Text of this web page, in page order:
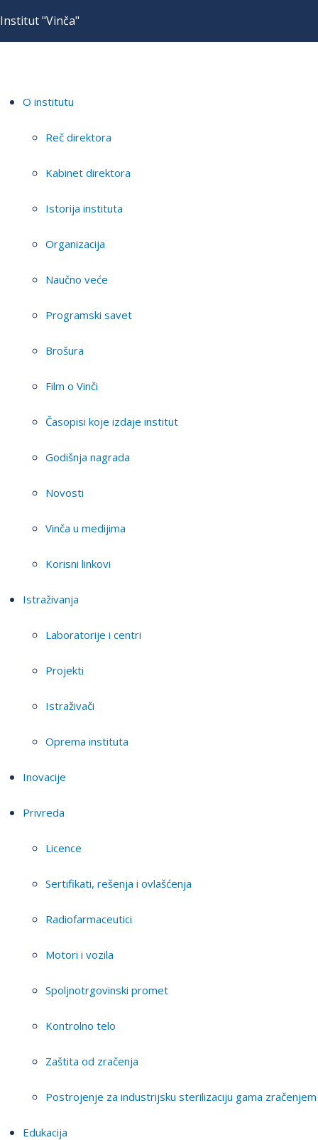
Institut "Vinča"
O institutu
Reč direktora
Kabinet direktora
Istorija instituta
Organizacija
Naučno veće
Programski savet
Brošura
Film o Vinči
Časopisi koje izdaje institut
Godišnja nagrada
Novosti
Vinča u medijima
Korisni linkovi
Istraživanja
Laboratorije i centri
Projekti
Istraživači
Oprema instituta
Inovacije
Privreda
Licence
Sertifikati, rešenja i ovlašćenja
Radiofarmaceutici
Motori i vozila
Spoljnotrgovinski promet
Kontrolno telo
Zaštita od zračenja
Postrojenje za industrijsku sterilizaciju gama zračenjem
Edukacija